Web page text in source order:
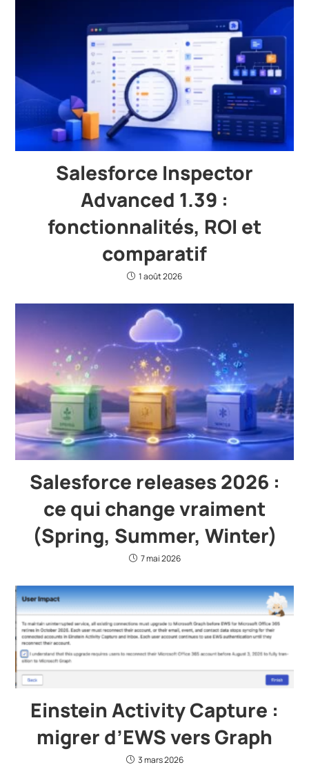
Salesforce Inspector
Advanced 1.39 :
fonctionnalités, ROI et
comparatif
1 août 2026
Salesforce releases 2026 :
ce qui change vraiment
(Spring, Summer, Winter)
7 mai 2026
Einstein Activity Capture :
migrer d’EWS vers Graph
3 mars 2026